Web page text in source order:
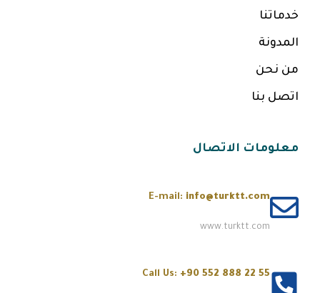
خدماتنا
المدونة
من نحن
اتصل بنا
معلومات الاتصال
E-mail: info@turktt.com
www.turktt.com
Call Us: +90 552 888 22 55